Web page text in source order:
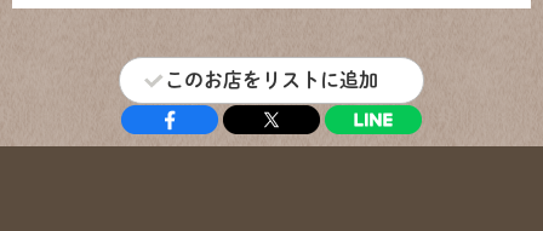
このお店をリストに追加